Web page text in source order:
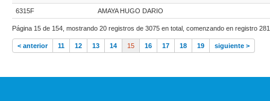
6315F AMAYA HUGO DARIO
Página 15 de 154, mostrando 20 registros de 3075 en total, comenzando en registro
< anterior 11 12 13 14 15 16 17 18 19 siguiente >